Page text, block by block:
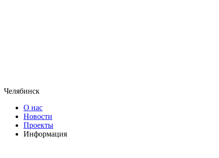
Челябинск
О нас
Новости
Проекты
Информация